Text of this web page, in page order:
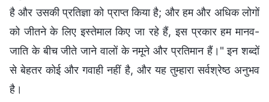
है और उसकी प्रतिज्ञा को प्राप्त किया है; और हम और अधिक लोगों
को जीतने के लिए इस्तेमाल किए जा रहे हैं, इस प्रकार हम मानव-
जाति के बीच जीते जाने वालों के नमूने और प्रतिमान हैं।" इन शब्दों
से बेहतर कोई और गवाही नहीं है, और यह तुम्हारा सर्वश्रेष्ठ अनुभव
है।